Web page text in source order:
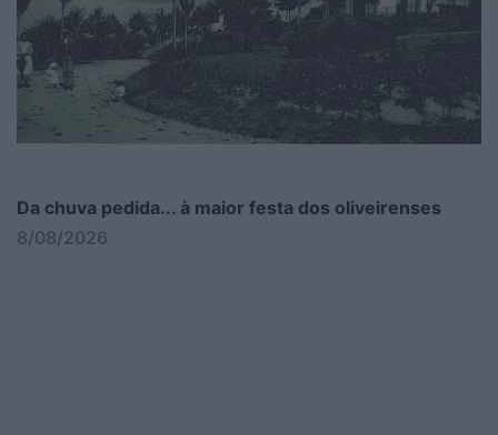
Da chuva pedida... à maior festa dos oliveirenses
8/08/2026